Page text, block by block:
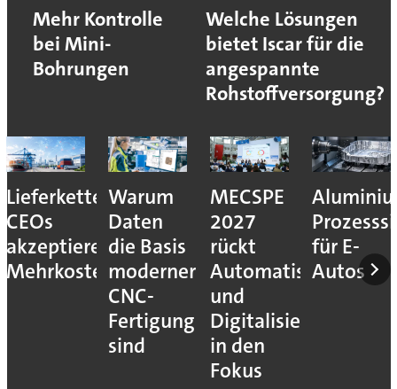
Mehr Kontrolle
bei Mini-
Bohrungen
Welche Lösungen
bietet Iscar für die
angespannte
Rohstoffversorgung?
Lieferkettenresilienz:
CEOs
akzeptieren
Mehrkosten
Warum
Daten
die Basis
moderner
CNC-
Fertigung
sind
MECSPE
2027
rückt
Automatisierung
und
Digitalisierung
in den
Fokus
für E-
Autos